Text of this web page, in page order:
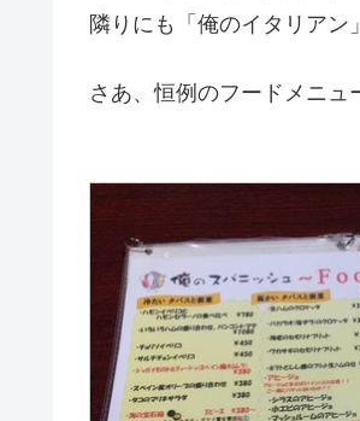
隣りにも「俺のイタリアン
さあ、恒例のフードメニュ